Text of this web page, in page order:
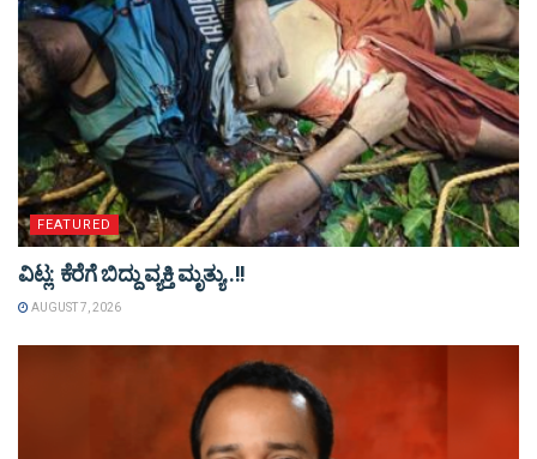
FEATURED
ವಿಟ್ಲ: ಕೆರೆಗೆ ಬಿದ್ದು ವ್ಯಕ್ತಿ ಮೃತ್ಯು..!!
AUGUST 7, 2026